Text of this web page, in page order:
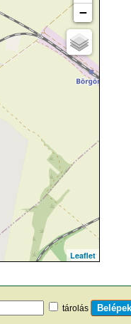
−
Leaflet
tárolás